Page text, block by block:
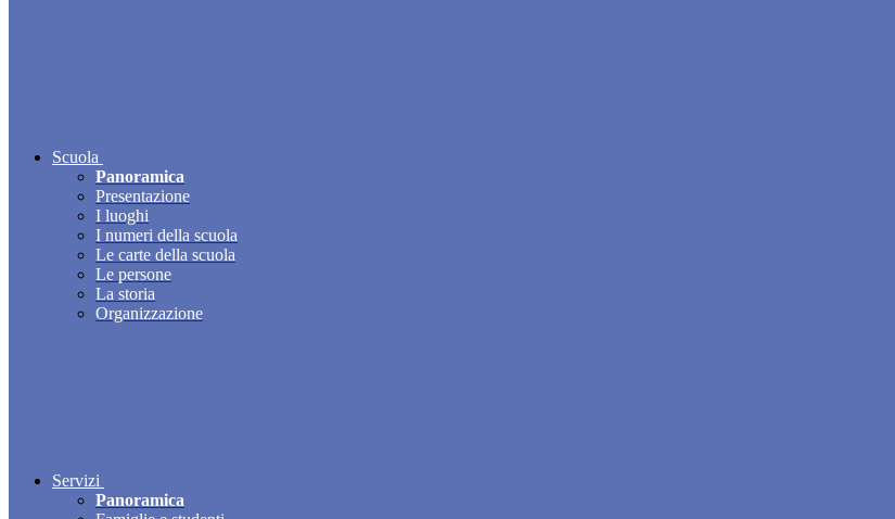
Scuola
Panoramica
Presentazione
I luoghi
I numeri della scuola
Le carte della scuola
Le persone
La storia
Organizzazione
Servizi
Panoramica